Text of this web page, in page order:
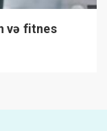
və fitnes